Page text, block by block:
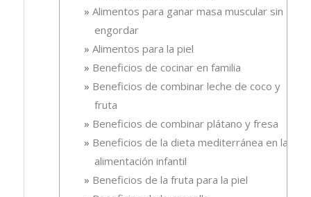
Alimentos para ganar masa muscular sin
engordar
Alimentos para la piel
Beneficios de cocinar en familia
Beneficios de combinar leche de coco y
fruta
Beneficios de combinar plátano y fresa
Beneficios de la dieta mediterránea en la
alimentación infantil
Beneficios de la fruta para la piel